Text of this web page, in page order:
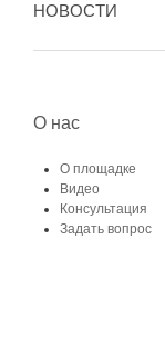
НОВОСТИ
О нас
О площадке
Видео
Консультация
Задать вопрос